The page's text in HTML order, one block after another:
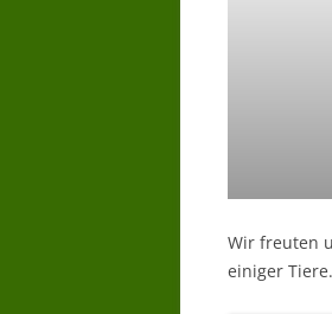
Wir freuten
einiger Tiere.